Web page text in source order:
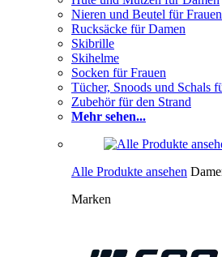
Nieren und Beutel für Frauen
Rucksäcke für Damen
Skibrille
Skihelme
Socken für Frauen
Tücher, Snoods und Schals
Zubehör für den Strand
Mehr sehen...
Alle Produkte ansehen
Marken